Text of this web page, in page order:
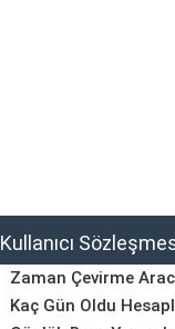
Kullanıcı
Zaman Çevirme
Kaç Gün Oldu